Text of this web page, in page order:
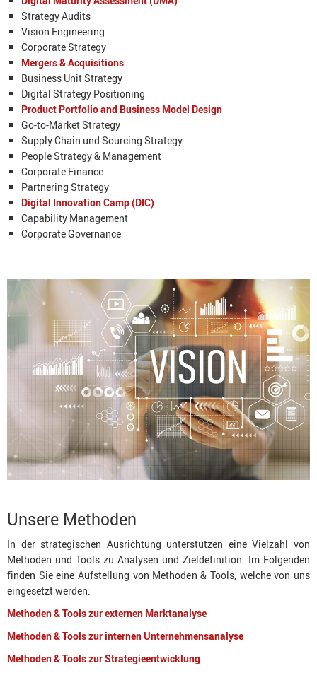
Strategy Audits
Vision Engineering
Corporate Strategy
Mergers & Acquisitions
Business Unit Strategy
Digital Strategy Positioning
Product Portfolio and Business Model Design
Go-to-Market Strategy
Supply Chain und Sourcing Strategy
People Strategy & Management
Corporate Finance
Partnering Strategy
Digital Innovation Camp (DIC)
Capability Management
Corporate Governance
Unsere Methoden
In der strategischen Ausrichtung unterstützen eine Vielzahl von
Methoden und Tools zu Analysen und Zieldefinition. Im Folgenden
finden Sie eine Aufstellung von Methoden & Tools, welche von uns
eingesetzt werden:
Methoden & Tools zur externen Marktanalyse
Methoden & Tools zur internen Unternehmensanalyse
Methoden & Tools zur Strategieentwicklung